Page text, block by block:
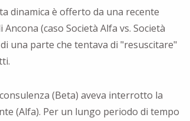
dinamica è offerto da una recente
(caso Società Alfa vs. Società
una parte che tentava di "resuscitare"
(Beta) aveva interrotto la
(Alfa). Per un lungo periodo di tempo